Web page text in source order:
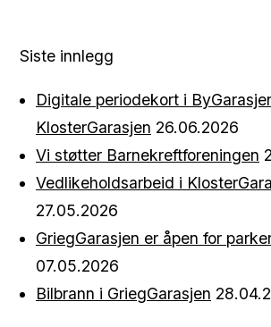
Siste innlegg
Digitale periodekort i
KlosterGarasjen 26.06.2026
Vi støtter Barnekreftforeningen
Vedlikeholdsarbeid i
27.05.2026
GriegGarasjen er åpen for
07.05.2026
Bilbrann i GriegGarasjen